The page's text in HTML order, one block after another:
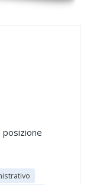
posizione